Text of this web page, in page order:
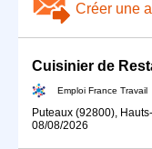
Créer une
Cuisinier de
Emploi France Travail
Puteaux (92800),
08/08/2026